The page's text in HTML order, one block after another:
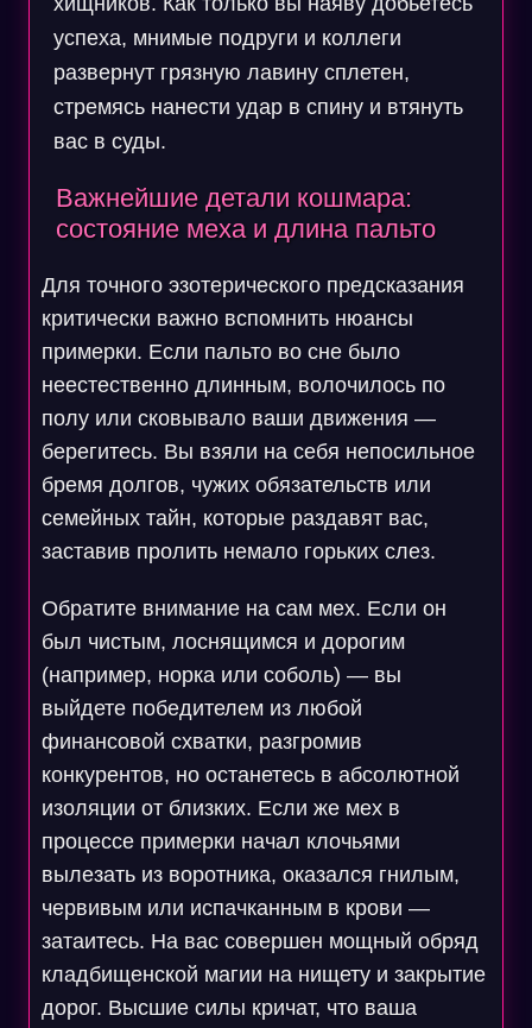
успеха, мнимые подруги и коллеги
развернут грязную лавину сплетен,
стремясь нанести удар в спину и втянуть
вас в суды.
Важнейшие детали кошмара:
состояние меха и длина пальто
Для точного эзотерического предсказания
критически важно вспомнить нюансы
примерки. Если пальто во сне было
неестественно длинным, волочилось по
полу или сковывало ваши движения —
берегитесь. Вы взяли на себя непосильное
бремя долгов, чужих обязательств или
семейных тайн, которые раздавят вас,
заставив пролить немало горьких слез.
Обратите внимание на сам мех. Если он
был чистым, лоснящимся и дорогим
(например, норка или соболь) — вы
выйдете победителем из любой
финансовой схватки, разгромив
конкурентов, но останетесь в абсолютной
изоляции от близких. Если же мех в
процессе примерки начал клочьями
вылезать из воротника, оказался гнилым,
червивым или испачканным в крови —
затаитесь. На вас совершен мощный обряд
кладбищенской магии на нищету и закрытие
дорог. Высшие силы кричат, что ваша